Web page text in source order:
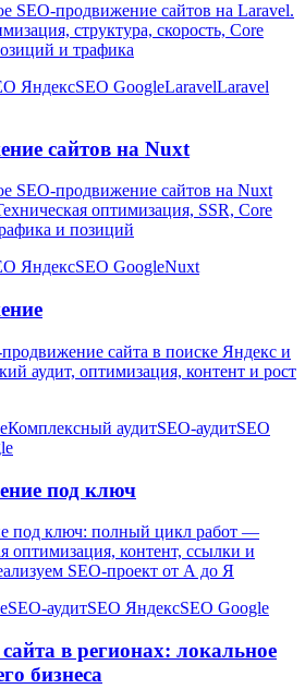
SEO-продвижение сайтов на Laravel.
структура, скорость, Core
и трафика
ЯндексSEO GoogleLaravelLaravel
сайтов на Nuxt
SEO-продвижение сайтов на Nuxt
оптимизация, SSR, Core
и позиций
ЯндексSEO GoogleNuxt
сайта в поиске Яндекс и
аудит, оптимизация, контент и рост
Комплексный аудитSEO-аудитSEO
под ключ
под ключ: полный цикл работ —
оптимизация, контент, ссылки и
SEO-проект от А до Я
SEO-аудитSEO ЯндексSEO Google
в регионах: локальное
бизнеса